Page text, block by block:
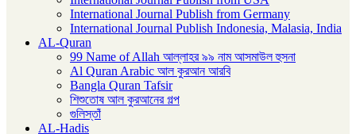
International Journal Publish from Germany
International Journal Publish Indonesia, Malasia, India
AL-Quran
99 Name of Allah আল্লাহর ৯৯ নাম আসমাউল হুসনা
Al Quran Arabic আল কুরআন আরবি
Bangla Quran Tafsir
শিশুতোষ আল কুরআনের গল্প
গুলিস্তাঁ
AL-Hadis